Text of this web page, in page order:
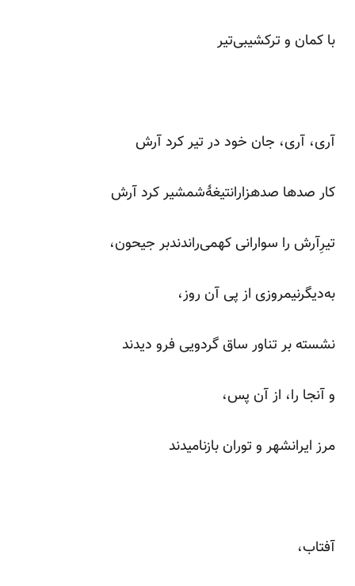
با کمان و ترکشیبی‌تیر
آری، آری، جان خود در تیر کرد آرش
کار صدها صدهزارانتیغۀشمشیر کرد آرش
تیرِآرش را سوارانی کهمی‌راندندبر جیحون،
به‌دیگرنیمروزی از پی آن روز،
نشسته بر تناور ساق گردویی فرو دیدند
و آنجا را، از آن پس،
مرز ایرانشهر و توران بازنامیدند
آفتاب،